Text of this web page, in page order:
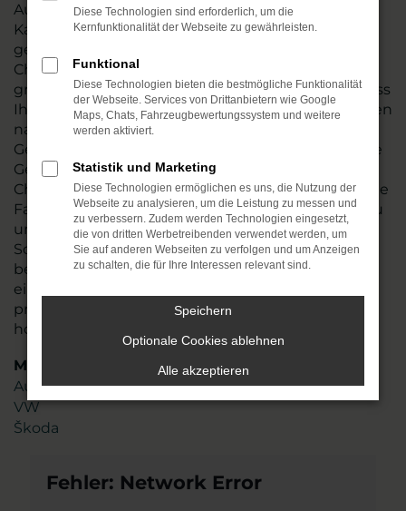
Augen auf beim Škoda Fabia Gebrauchtwagen-
Kauf. Wir vom Autohaus Rudolph schauen für Sie
genau hin und führen vor dem Verkauf nach
Chemnitz oder an einen anderen Ort einen
gründlichen Check durch. Wir stellen so sicher, dass
Ihr Fahrzeug einwandfrei funktioniert und tauschen
natürlich auch Verschleißteile aus. Škoda Fabia
Gebrauchtwagen sind in den meisten Fällen junge
Gebrauchte, die noch einige Jahre Mobilität in
Chemnitz möglich machen. Angeboten werden die
Fahrzeug zum fairen Preis und sind zudem nahezu
umgehend verfügbar. Stöbern Sie in unserem
Sortiment oder lassen Sie sich gezielt von uns
beraten. Mit mehr als 45 Jahren Erfahrung und
einem Team aus mehr als 110 Mitarbeitenden
profitieren Sie von unserem erstklassigen Know-
how und unserer Liebe zum Service.
Marken
Audi
VW
Škoda
Fehler: Network Error
Diese Technologien sind erforderlich, um die
Kernfunktionalität der Webseite zu gewährleisten.
Funktional
Diese Technologien bieten die bestmögliche Funktionalität
der Webseite. Services von Drittanbietern wie Google
Maps, Chats, Fahrzeugbewertungssystem und weitere
werden aktiviert.
Statistik und Marketing
Diese Technologien ermöglichen es uns, die Nutzung der
Webseite zu analysieren, um die Leistung zu messen und
zu verbessern. Zudem werden Technologien eingesetzt,
die von dritten Werbetreibenden verwendet werden, um
Sie auf anderen Webseiten zu verfolgen und um Anzeigen
zu schalten, die für Ihre Interessen relevant sind.
Speichern
Optionale Cookies ablehnen
Alle akzeptieren